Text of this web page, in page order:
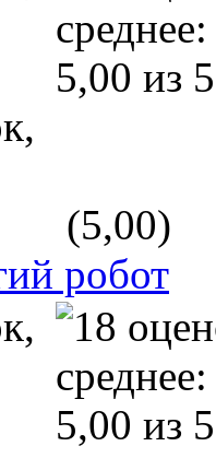
(5,00)
робот